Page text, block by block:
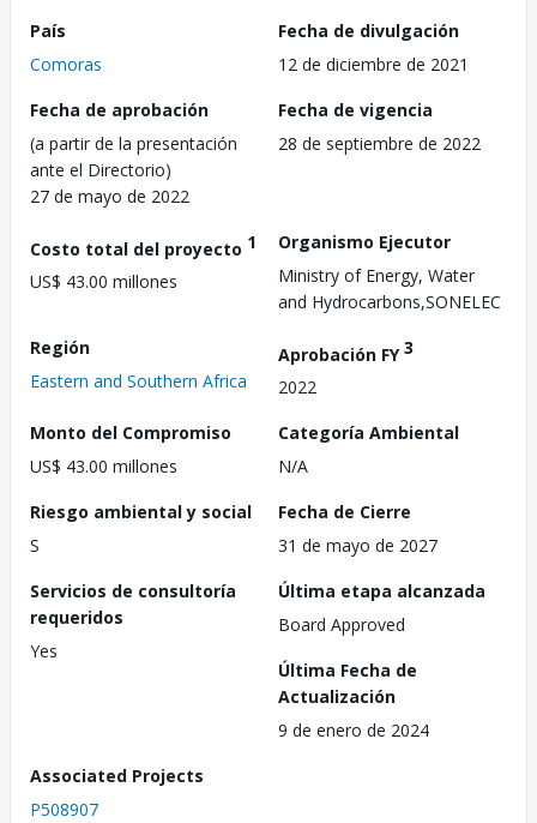
País
Comoras
Fecha de divulgación
12 de diciembre de 2021
Fecha de aprobación
(a partir de la presentación
ante el Directorio)
27 de mayo de 2022
Fecha de vigencia
28 de septiembre de 2022
Costo total del proyecto 1
US$ 43.00 millones
Organismo Ejecutor
Ministry of Energy, Water
and Hydrocarbons,SONELEC
Región
Eastern and Southern Africa
Aprobación FY3
2022
Monto del Compromiso
US$ 43.00 millones
Categoría Ambiental
N/A
Riesgo ambiental y social
S
Fecha de Cierre
31 de mayo de 2027
Servicios de consultoría
requeridos
Yes
Última etapa alcanzada
Board Approved
Última Fecha de
Actualización
9 de enero de 2024
Associated Projects
P508907